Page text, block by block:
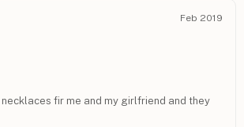
Feb 2019
necklaces fir me and my girlfriend and they